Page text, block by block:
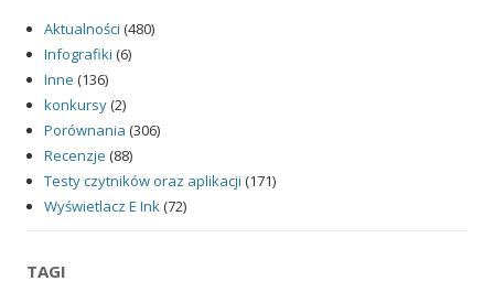
Aktualności (480)
Infografiki (6)
Inne (136)
konkursy(2)
Porównania (306)
Recenzje (88)
Testy czytników oraz aplikacji (171)
Wyświetlacz E Ink(72)
TAGI